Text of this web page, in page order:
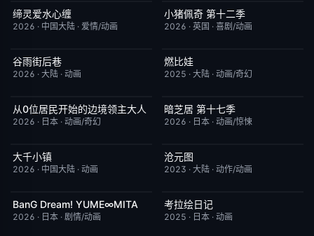
更新至第02集
缔灵爱水心缠
2026 · 中国大陆 · 爱情/动画
更新至第3集
小猪佩奇 第十二季
2026 · 英国 · 喜剧/动画
更新至第2集
谷雨街后巷
2026 · 大陆 · 动画
HD国语
燃比娃
2025 · 大陆 · 动画/奇幻
更新至第06集 1.0
从0位居民开始的边境领主大人
2026 · 日本 · 动画/奇幻
更新至第3集
暗芝居 第十七季
2026 · 日本 · 动画/惊悚
更新至第5集
大千小镇
2026 · 中国大陆 · 动画
更新至第89集
沧元图
2023 · 大陆 · 动作/动画
更新至第08集 7.0
BanG Dream! YUME∞MITA
2026 · 日本 · 剧情/动画
更新至第43集
考拉绘日记
2025 · 日本 · 动画